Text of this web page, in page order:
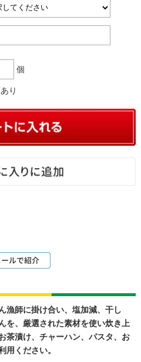
個
り
漁師に掛け合い、塩加減、干し
を、厳選された素材を使い炊き上
茶漬け、チャーハン、パスタ、お
用ください。